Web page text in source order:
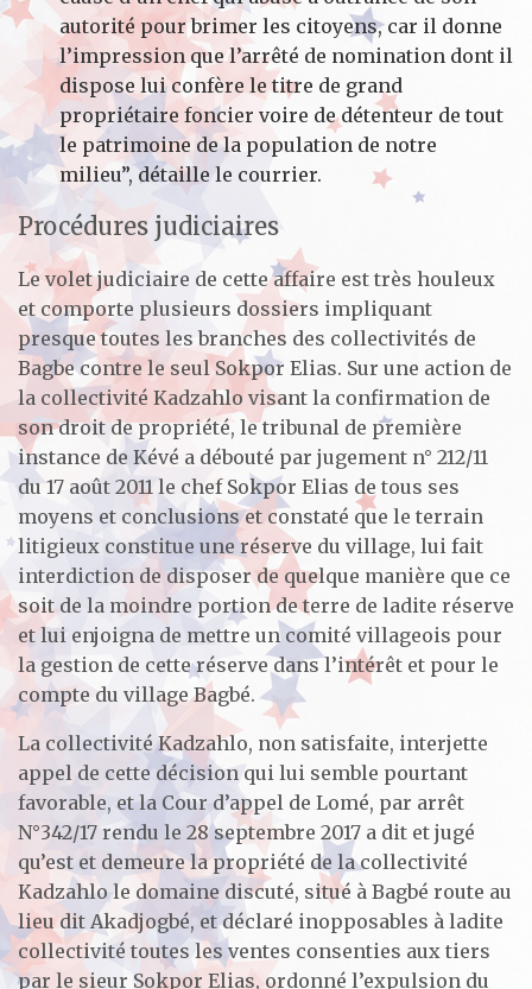
autorité pour brimer les citoyens, car il donne
l’impression que l’arrêté de nomination dont il
dispose lui confère le titre de grand
propriétaire foncier voire de détenteur de tout
le patrimoine de la population de notre
milieu”, détaille le courrier.
Procédures judiciaires
Le volet judiciaire de cette affaire est très houleux
et comporte plusieurs dossiers impliquant
presque toutes les branches des collectivités de
Bagbe contre le seul Sokpor Elias. Sur une action de
la collectivité Kadzahlo visant la confirmation de
son droit de propriété, le tribunal de première
instance de Kévé a débouté par jugement n° 212/11
du 17 août 2011 le chef Sokpor Elias de tous ses
moyens et conclusions et constaté que le terrain
litigieux constitue une réserve du village, lui fait
interdiction de disposer de quelque manière que ce
soit de la moindre portion de terre de ladite réserve
et lui enjoigna de mettre un comité villageois pour
la gestion de cette réserve dans l’intérêt et pour le
compte du village Bagbé.
La collectivité Kadzahlo, non satisfaite, interjette
appel de cette décision qui lui semble pourtant
favorable, et la Cour d’appel de Lomé, par arrêt
N°342/17 rendu le 28 septembre 2017 a dit et jugé
qu’est et demeure la propriété de la collectivité
Kadzahlo le domaine discuté, situé à Bagbé route au
lieu dit Akadjogbé, et déclaré inopposables à ladite
collectivité toutes les ventes consenties aux tiers
par le sieur Sokpor Elias, ordonné l’expulsion du